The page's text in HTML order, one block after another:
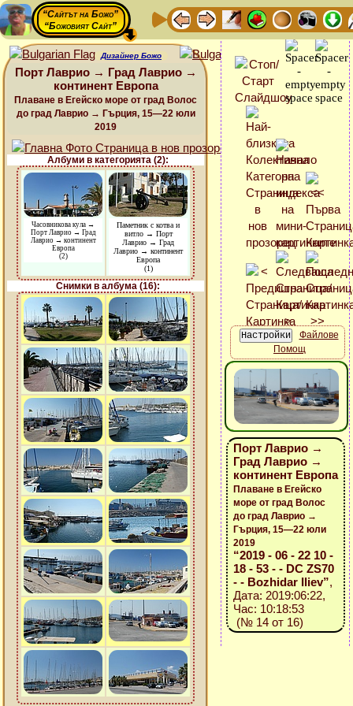
“Сайтът на Божо”
“Божовият Сайт”
Дизайнер Божо
Порт Лаврио → Град Лаврио →
континент Европа
Плаване в Егейско море от град Волос
до град Лаврио → Гърция, 15—22 юли
2019
Албуми в категорията (2):
Часовникова кула →
Порт Лаврио → Град
Лаврио → континент
Европа
(2)
Паметник с котва и
витло → Порт
Лаврио → Град
Лаврио → континент
Европа
(1)
Снимки в албума (16):
Файлове
Помощ
Порт Лаврио →
Град Лаврио →
континент Европа
Плаване в Егейско
море от град Волос
до град Лаврио →
Гърция, 15—22 юли
2019
“2019 - 06 - 22 10 -
18 - 53 - - DC ZS70
- - Bozhidar Iliev”,
Дата: 2019:06:22,
Час: 10:18:53
(№ 14 от 16)